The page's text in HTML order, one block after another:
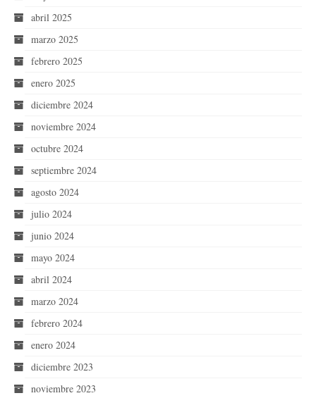
abril 2025
marzo 2025
febrero 2025
enero 2025
diciembre 2024
noviembre 2024
octubre 2024
septiembre 2024
agosto 2024
julio 2024
junio 2024
mayo 2024
abril 2024
marzo 2024
febrero 2024
enero 2024
diciembre 2023
noviembre 2023